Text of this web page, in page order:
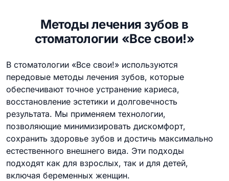
Методы лечения зубов в
стоматологии «Все свои!»
В стоматологии «Все свои!» используются
передовые методы лечения зубов, которые
обеспечивают точное устранение кариеса,
восстановление эстетики и долговечность
результата. Мы применяем технологии,
позволяющие минимизировать дискомфорт,
сохранить здоровье зубов и достичь максимально
естественного внешнего вида. Эти подходы
подходят как для взрослых, так и для детей,
включая беременных женщин.